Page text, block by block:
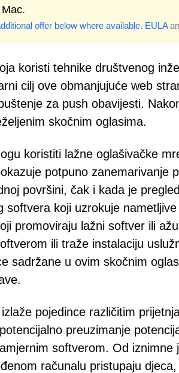
offer below where available. EULA
koristi tehnike društvenog
cilj ove obmanjujuće web
za push obavijesti.
skočnim oglasima.
koristiti lažne oglašivačke
potpuno zanemarivanje
površini, čak i kada je
softvera koji uzrokuje
promoviraju lažni softver ili
ili traže instalaciju
sadržane u ovim skočnim
pojedince različitim
preuzimanje
softverom. Od iznimne
računalu pristupaju